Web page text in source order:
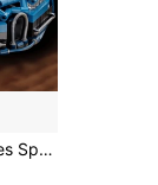
1863 Stücke hochwertiges Sportwagen Bauklötze Set, ABS Konstruktionsbausteine, Fahrzeug-Thema, geeignet für Wohnzimmer und Schlafzimmer Dekoration, perfektes Halloween oder Weihnachtsgeschenk für Erwachsene und Jugendliche ab 14 Jahren